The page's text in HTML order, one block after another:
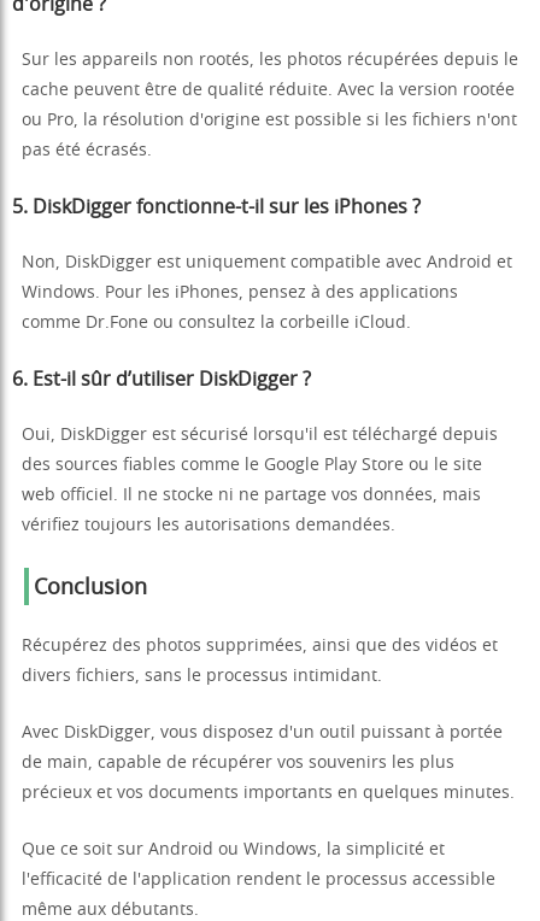
d'origine ?
Sur les appareils non rootés, les photos récupérées depuis le
cache peuvent être de qualité réduite. Avec la version rootée
ou Pro, la résolution d'origine est possible si les fichiers n'ont
pas été écrasés.
5. DiskDigger fonctionne-t-il sur les iPhones ?
Non, DiskDigger est uniquement compatible avec Android et
Windows. Pour les iPhones, pensez à des applications
comme Dr.Fone ou consultez la corbeille iCloud.
6. Est-il sûr d’utiliser DiskDigger ?
Oui, DiskDigger est sécurisé lorsqu'il est téléchargé depuis
des sources fiables comme le Google Play Store ou le site
web officiel. Il ne stocke ni ne partage vos données, mais
vérifiez toujours les autorisations demandées.
Conclusion
Récupérez des photos supprimées, ainsi que des vidéos et
divers fichiers, sans le processus intimidant.
Avec DiskDigger, vous disposez d'un outil puissant à portée
de main, capable de récupérer vos souvenirs les plus
précieux et vos documents importants en quelques minutes.
Que ce soit sur Android ou Windows, la simplicité et
l'efficacité de l'application rendent le processus accessible
même aux débutants.